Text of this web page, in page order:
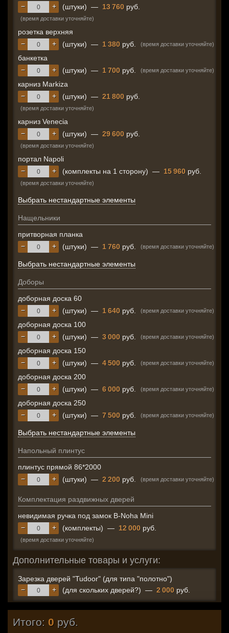
+
− (штуки) — 13 760 руб.
(время доставки уточняйте)
розетка верхняя
+
− (штуки) — 1 380 руб. (время доставки уточняйте)
банкетка
+
− (штуки) — 1 700 руб. (время доставки уточняйте)
карниз Markiza
+
− (штуки) — 21 800 руб.
(время доставки уточняйте)
карниз Venecia
+
− (штуки) — 29 600 руб.
(время доставки уточняйте)
портал Napoli
+
− (комплекты на 1 сторону) — 15 960 руб.
(время доставки уточняйте)
Выбрать нестандартные элементы
Нащельники
притворная планка
+
− (штуки) — 1 760 руб. (время доставки уточняйте)
Выбрать нестандартные элементы
Доборы
доборная доска 60
+
− (штуки) — 1 640 руб. (время доставки уточняйте)
доборная доска 100
+
− (штуки) — 3 000 руб. (время доставки уточняйте)
доборная доска 150
+
− (штуки) — 4 500 руб. (время доставки уточняйте)
доборная доска 200
+
− (штуки) — 6 000 руб. (время доставки уточняйте)
доборная доска 250
+
− (штуки) — 7 500 руб. (время доставки уточняйте)
Выбрать нестандартные элементы
Напольный плинтус
плинтус прямой 86*2000
+
− (штуки) — 2 200 руб. (время доставки уточняйте)
Комплектация раздвижных дверей
невидимая ручка под замок B-Noha Mini
+
− (комплекты) — 12 000 руб.
(время доставки уточняйте)
Дополнительные товары и услуги:
Зарезка дверей "Tudoor" (для типа "полотно")
+
− (для скольких дверей?) — 2 000 руб.
Итого: 0 руб.